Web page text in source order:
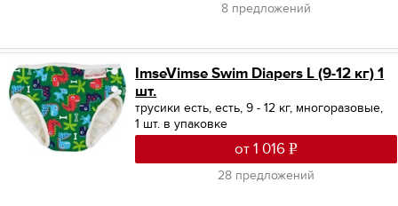
8 предложений
ImseVimse Swim Diapers L (9-12 кг) 1
шт.
трусики есть, есть, 9 - 12 кг, многоразовые,
1 шт. в упаковке
от 1 016
28 предложений